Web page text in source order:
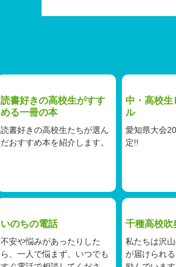
読書好きの高校生がすす
める一冊の本
読書好きの高校生たちが選ん
だおすすめ本を紹介します。
中・高校生
ル
愛知県大会
定!!
いのちの電話
不安や悩みがあったりした
ら、一人で悩まず、いつでも
千種高校吹
私たちは沢
が届けられ